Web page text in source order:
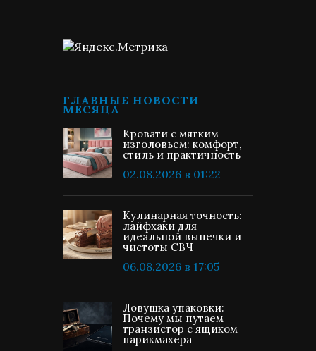
ГЛАВНЫЕ НОВОСТИ
МЕСЯЦА
Кровати с мягким
изголовьем: комфорт,
стиль и практичность
02.08.2026 в 01:22
Кулинарная точность:
лайфхаки для
идеальной выпечки и
чистоты СВЧ
06.08.2026 в 17:05
Ловушка упаковки:
Почему мы путаем
транзистор с ящиком
парикмахера